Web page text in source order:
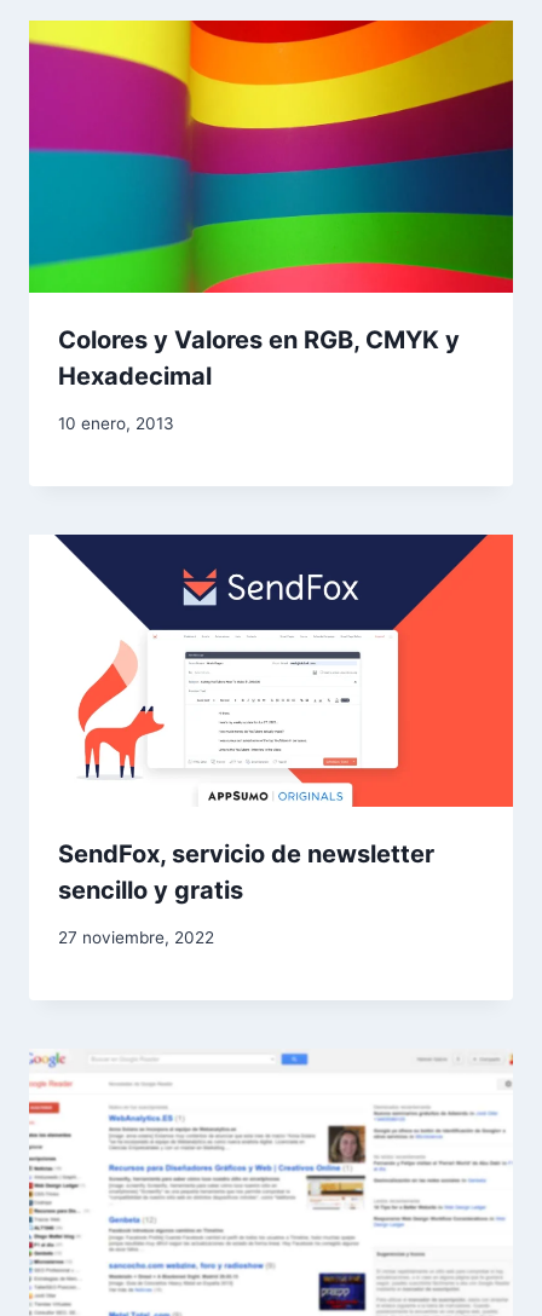
Colores y Valores en RGB, CMYK y
Hexadecimal
10 enero, 2013
SendFox, servicio de newsletter
sencillo y gratis
27 noviembre, 2022